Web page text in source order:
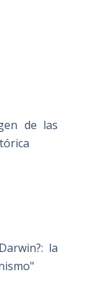
de las
la